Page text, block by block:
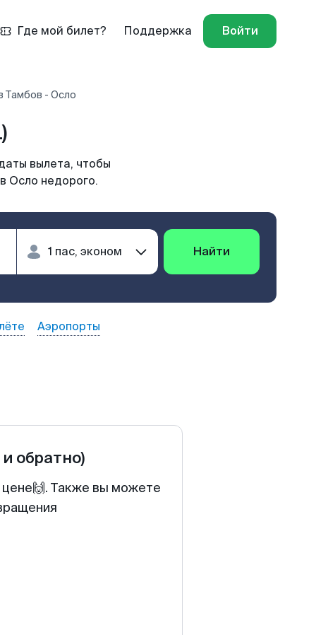
Где мой билет? Поддержка Войти
Тамбов - Осло
вылета, чтобы
Осло недорого.
Найти
Аэропорты
обратно)
Также вы можете